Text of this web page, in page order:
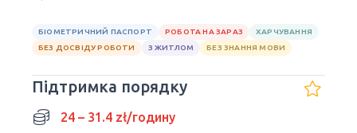
БІОМЕТРИЧНИЙ ПАСПОРТ РОБОТА НА ЗАРАЗ
ХАРЧУВАННЯ
БЕЗ ДОСВІДУ РОБОТИ
З ЖИТЛОМ БЕЗ ЗНАННЯ МОВИ
Підтримка порядку
24 – 31.4 zł/годину